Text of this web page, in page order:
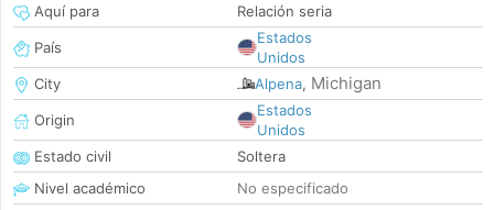
Aquí para
Relación seria
País
Estados
Unidos
City
Alpena, Michigan
Origin
Estados
Unidos
Estado civil
Soltera
Nivel académico
No especificado